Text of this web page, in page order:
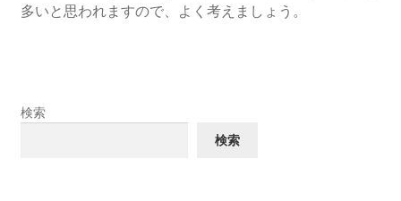
多いと思われますので、よく考えましょう。
検索
検索